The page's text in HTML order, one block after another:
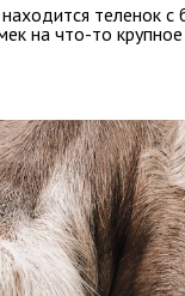
теленок с
на что-то